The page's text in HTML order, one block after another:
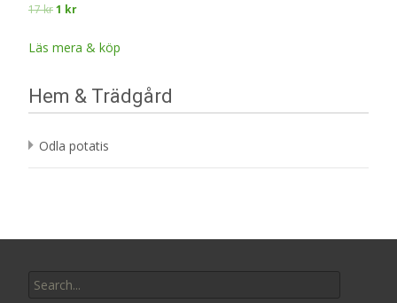
17krDet
priset
1 krDet
priset
Läs mera & köp
Hem & Trädgård
Odla potatis
for: